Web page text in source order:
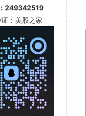
249342519
：美股之家